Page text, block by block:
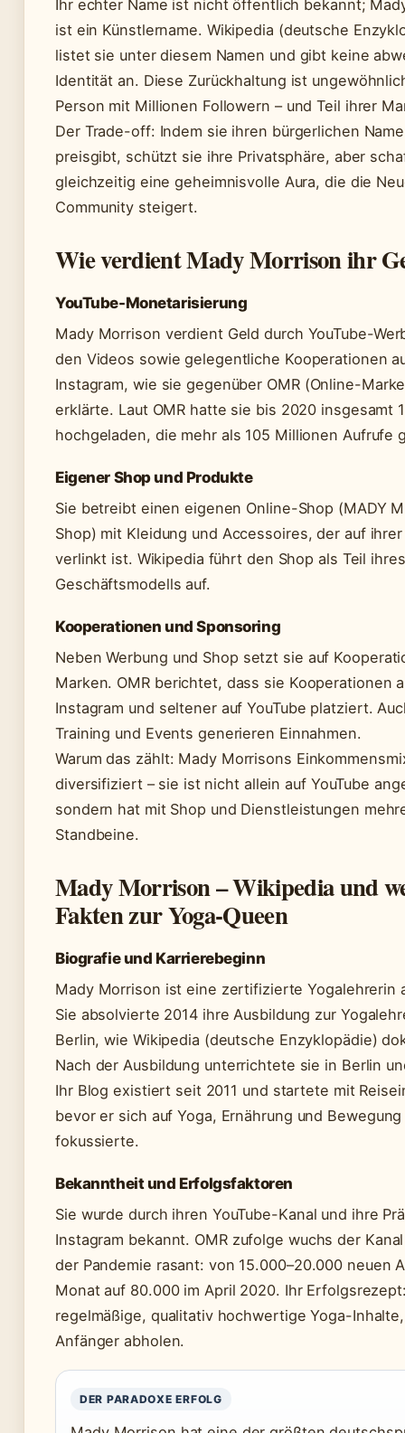
Ihr echter Name ist nicht öffentlich bekannt;
ist ein Künstlername. Wikipedia (deutsche
listet sie unter diesem Namen und gibt keine
Identität an. Diese Zurückhaltung ist
Person mit Millionen Followern – und Teil ihrer
Der Trade-off: Indem sie ihren bürgerlichen
preisgibt, schützt sie ihre Privatsphäre, aber
gleichzeitig eine geheimnisvolle Aura, die die
Community steigert.
Wie verdient Mady Morrison ihr
YouTube-Monetarisierung
Mady Morrison verdient Geld durch YouTube-
den Videos sowie gelegentliche Kooperationen
Instagram, wie sie gegenüber OMR (Online-
erklärte. Laut OMR hatte sie bis 2020 insgesamt
hochgeladen, die mehr als 105 Millionen Aufrufe
Eigener Shop und Produkte
Sie betreibt einen eigenen Online-Shop (MADY
Shop) mit Kleidung und Accessoires, der auf
verlinkt ist. Wikipedia führt den Shop als Teil ihres
Geschäftsmodells auf.
Kooperationen und Sponsoring
Neben Werbung und Shop setzt sie auf
Marken. OMR berichtet, dass sie Kooperationen
Instagram und seltener auf YouTube platziert.
Training und Events generieren Einnahmen.
Warum das zählt: Mady Morrisons
diversifiziert – sie ist nicht allein auf YouTube
sondern hat mit Shop und Dienstleistungen
Standbeine.
Mady Morrison – Wikipedia und
Fakten zur Yoga-Queen
Biografie und Karrierebeginn
Mady Morrison ist eine zertifizierte Yogalehrerin
Sie absolvierte 2014 ihre Ausbildung zur
Berlin, wie Wikipedia (deutsche Enzyklopädie)
Nach der Ausbildung unterrichtete sie in Berlin
Ihr Blog existiert seit 2011 und startete mit
bevor er sich auf Yoga, Ernährung und Bewegung
fokussierte.
Bekanntheit und Erfolgsfaktoren
Sie wurde durch ihren YouTube-Kanal und ihre
Instagram bekannt. OMR zufolge wuchs der
der Pandemie rasant: von 15.000–20.000 neuen
Monat auf 80.000 im April 2020. Ihr
regelmäßige, qualitativ hochwertige Yoga-
Anfänger abholen.
DER PARADOXE ERFOLG